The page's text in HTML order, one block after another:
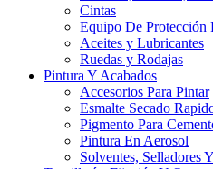
Cintas
Equipo De Protección
Aceites y Lubricantes
Ruedas y Rodajas
Pintura Y Acabados
Accesorios Para Pintar
Esmalte Secado
Pigmento Para
Pintura En Aerosol
Solventes, Selladores